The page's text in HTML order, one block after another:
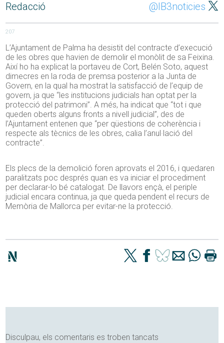
Redacció @IB3noticies
207
L’Ajuntament de Palma ha desistit del contracte d’execució
de les obres que havien de demolir el monòlit de sa Feixina.
Així ho ha explicat la portaveu de Cort, Belén Soto, aquest
dimecres en la roda de premsa posterior a la Junta de
Govern, en la qual ha mostrat la satisfacció de l’equip de
govern, ja que “les institucions judicials han optat per la
protecció del patrimoni”. A més, ha indicat que “tot i que
queden oberts alguns fronts a nivell judicial”, des de
l’Ajuntament entenen que “per qüestions de coherència i
respecte als tècnics de les obres, calia l’anul·lació del
contracte”.
Els plecs de la demolició foren aprovats el 2016, i quedaren
paralitzats poc després quan es va iniciar el procediment
per declarar-lo bé catalogat. De llavors ençà, el periple
judicial encara continua, ja que queda pendent el recurs de
Memòria de Mallorca per evitar-ne la protecció.
Disculpau, els comentaris es troben tancats